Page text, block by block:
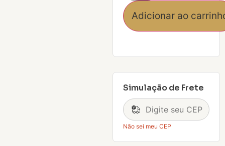
Adicionar ao
Simulação de Frete
Não sei meu CEP